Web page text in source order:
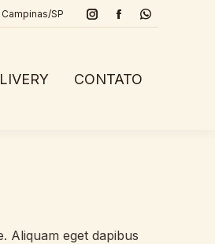
SP
Instagram
opens
Facebook
opens
Whatsapp
CONTATO
Aliquam eget dapibus